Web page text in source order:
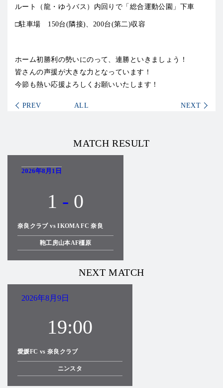
ルート（龍・ゆうバス）内回りで「総合運動公園」下車
□駐車場 150台(隣接)、200台(第二)収容
ホーム初勝利の勢いにのって、連勝といきましょう！
皆さんの声援が大きな力となっています！
今節も熱い応援よろしくお願いいたします！
PREV ALL NEXT
MATCH RESULT
2026年8月1日
1 - 0
鞄工房山本AF橿原
奈良クラブ vs IKOMA FC 奈良
NEXT MATCH
2026年8月9日
19:00
ニンスタ
愛媛FC vs 奈良クラブ